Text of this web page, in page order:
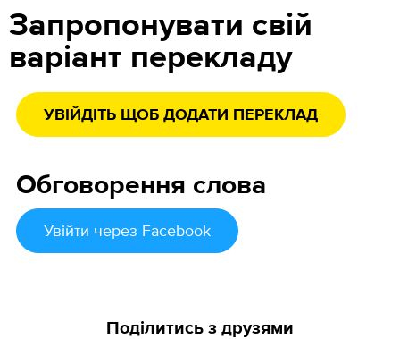
Запропонувати свій
варіант перекладу
УВІЙДІТЬ ЩОБ ДОДАТИ ПЕРЕКЛАД
Обговорення слова
Увійти через Facebook
Поділитись з друзями